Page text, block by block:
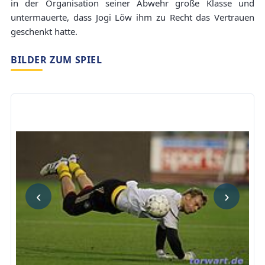
in der Organisation seiner Abwehr große Klasse und
untermauerte, dass Jogi Löw ihm zu Recht das Vertrauen
geschenkt hatte.
BILDER ZUM SPIEL
‹ ›